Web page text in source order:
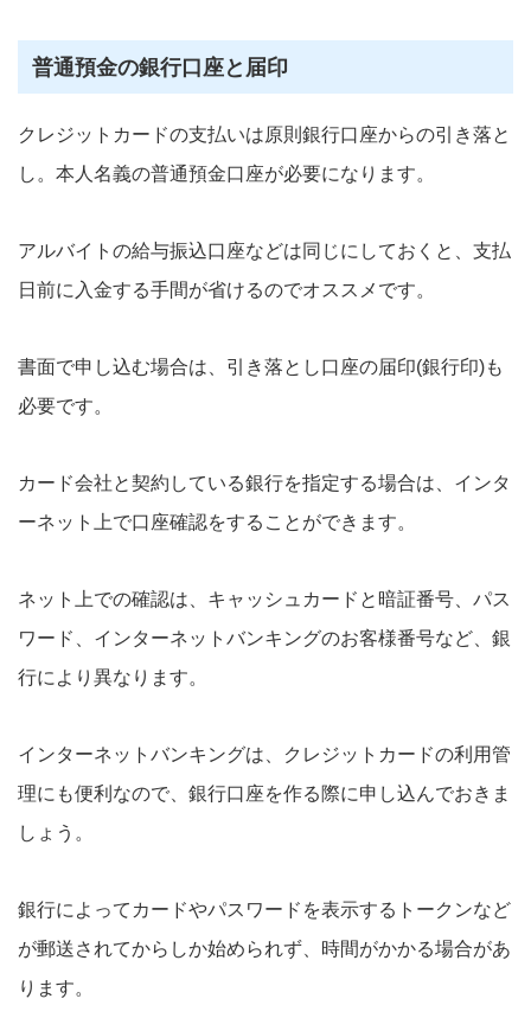
普通預金の銀行口座と届印
クレジットカードの支払いは原則銀行口座からの引き落と
し。本人名義の普通預金口座が必要になります。
アルバイトの給与振込口座などは同じにしておくと、支払
日前に入金する手間が省けるのでオススメです。
書面で申し込む場合は、引き落とし口座の届印(銀行印)も
必要です。
カード会社と契約している銀行を指定する場合は、インタ
ーネット上で口座確認をすることができます。
ネット上での確認は、キャッシュカードと暗証番号、パス
ワード、インターネットバンキングのお客様番号など、銀
行により異なります。
インターネットバンキングは、クレジットカードの利用管
理にも便利なので、銀行口座を作る際に申し込んでおきま
しょう。
銀行によってカードやパスワードを表示するトークンなど
が郵送されてからしか始められず、時間がかかる場合があ
ります。